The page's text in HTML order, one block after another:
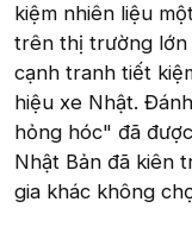
kiệm nhiên liệu
trên thị trường lớn
cạnh tranh tiết
hiệu xe Nhật.
hỏng hóc" đã
Nhật Bản đã kiên
gia khác không